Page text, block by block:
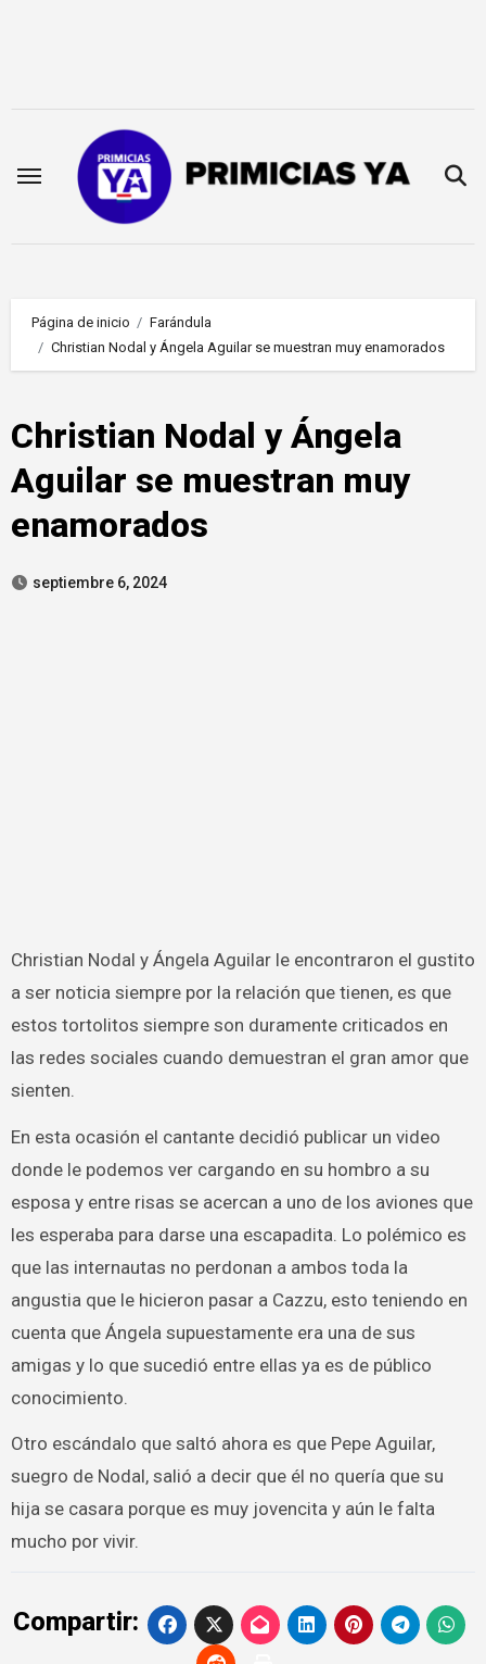
Página de inicio
Farándula
Christian Nodal y Ángela Aguilar se muestran muy enamorados
Christian Nodal y Ángela
Aguilar se muestran muy
enamorados
septiembre 6, 2024
Christian Nodal y Ángela Aguilar le encontraron el gustito
a ser noticia siempre por la relación que tienen, es que
estos tortolitos siempre son duramente criticados en
las redes sociales cuando demuestran el gran amor que
sienten.
En esta ocasión el cantante decidió publicar un video
donde le podemos ver cargando en su hombro a su
esposa y entre risas se acercan a uno de los aviones que
les esperaba para darse una escapadita. Lo polémico es
que las internautas no perdonan a ambos toda la
angustia que le hicieron pasar a Cazzu, esto teniendo en
cuenta que Ángela supuestamente era una de sus
amigas y lo que sucedió entre ellas ya es de público
conocimiento.
Otro escándalo que saltó ahora es que Pepe Aguilar,
suegro de Nodal, salió a decir que él no quería que su
hija se casara porque es muy jovencita y aún le falta
mucho por vivir.
Compartir: